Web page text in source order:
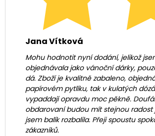
Jana Vítková
Mohu hodnotit nyní dodání, jelikož
objednávala jako vánoční dárky,
dá. Zboží je kvalitně zabaleno,
papírovém pytlíku, tak v kulatých
vypaddají opravdu moc pěkně.
obdarovaní budou mít stejnou radost
jsem balík rozbalila. Přeji spoustu
zákazníků.